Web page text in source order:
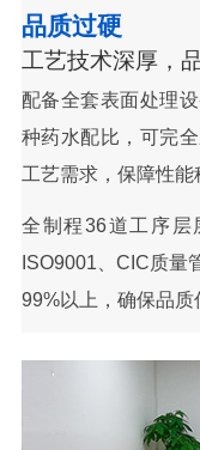
品质过硬
工艺技术深厚，
配备全套表面处理
种药水配比，可完
工艺需求，保障性能
全制程36道工序层
ISO9001、CIC质量
99%以上，确保品质